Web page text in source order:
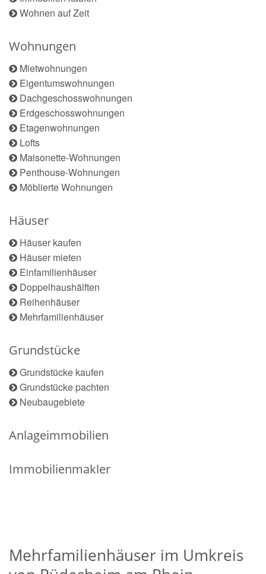
Wohnen auf Zeit
Wohnungen
Mietwohnungen
Eigentumswohnungen
Dachgeschosswohnungen
Erdgeschosswohnungen
Etagenwohnungen
Lofts
Maisonette-Wohnungen
Penthouse-Wohnungen
Möblierte Wohnungen
Häuser
Häuser kaufen
Häuser mieten
Einfamilienhäuser
Doppelhaushälften
Reihenhäuser
Mehrfamilienhäuser
Grundstücke
Grundstücke kaufen
Grundstücke pachten
Neubaugebiete
Anlageimmobilien
Immobilienmakler
Mehrfamilienhäuser im Umkreis